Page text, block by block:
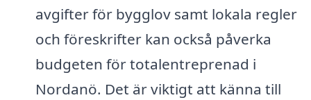
avgifter för bygglov samt lokala regler
och föreskrifter kan också påverka
budgeten för totalentreprenad i
Nordanö. Det är viktigt att känna till